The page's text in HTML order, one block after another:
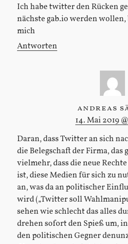
Ich habe twitter den Rücken
nächste gab.io werden
mich
Antworten
andreas
14. Mai 2019
Daran, dass Twitter an sich
die Belegschaft der Firma, das
vielmehr, dass die neue
ist, diese Medien für sich zu
an, was da an politischer
wird („Twitter soll
sehen wie schlecht das alles
drehen sofort den Spieß um,
den politischen Gegner